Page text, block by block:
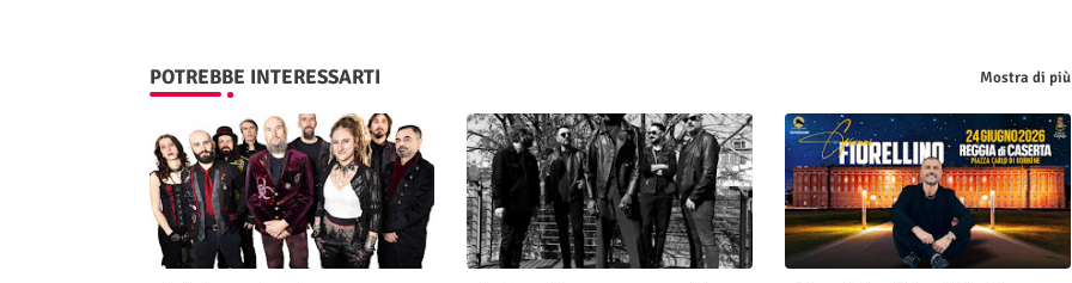
POTREBBE INTERESSARTI Mostra di più